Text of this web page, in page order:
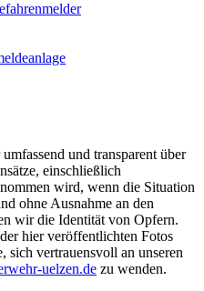
und transparent über
einschließlich
wird, wenn die Situation
ohne Ausnahme an den
wir die Identität von Opfern.
hier veröffentlichten Fotos
sich vertrauensvoll an unseren
uelzen.de zu wenden.